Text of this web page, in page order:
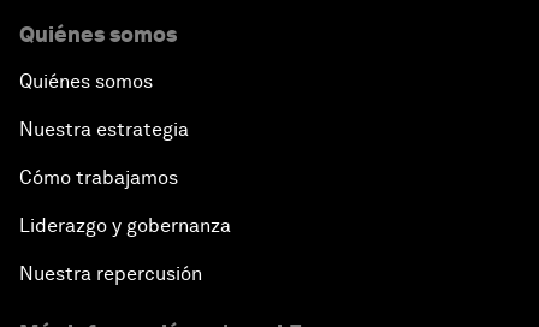
Quiénes somos
Quiénes somos
Nuestra estrategia
Cómo trabajamos
Liderazgo y gobernanza
Nuestra repercusión